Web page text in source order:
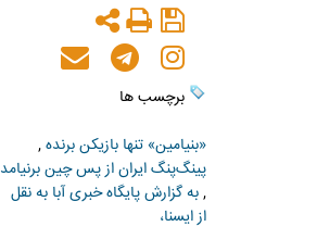
برچسب ها
«بنیامین» تنها بازیکن برنده,
پینگ‌پنگ ایران از پس چین برنیامد
,به گزارش پایگاه خبری آبا به نقل
از ایسنا،